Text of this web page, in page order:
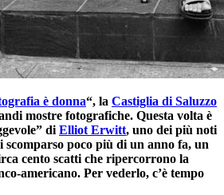
è donna“, la Castiglia di Saluzzo
mostre fotografiche. Questa volta è
di Elliot Erwitt, uno dei più noti
poco più di un anno fa, un
cento scatti che ripercorrono la
americano. Per vederlo, c’è tempo